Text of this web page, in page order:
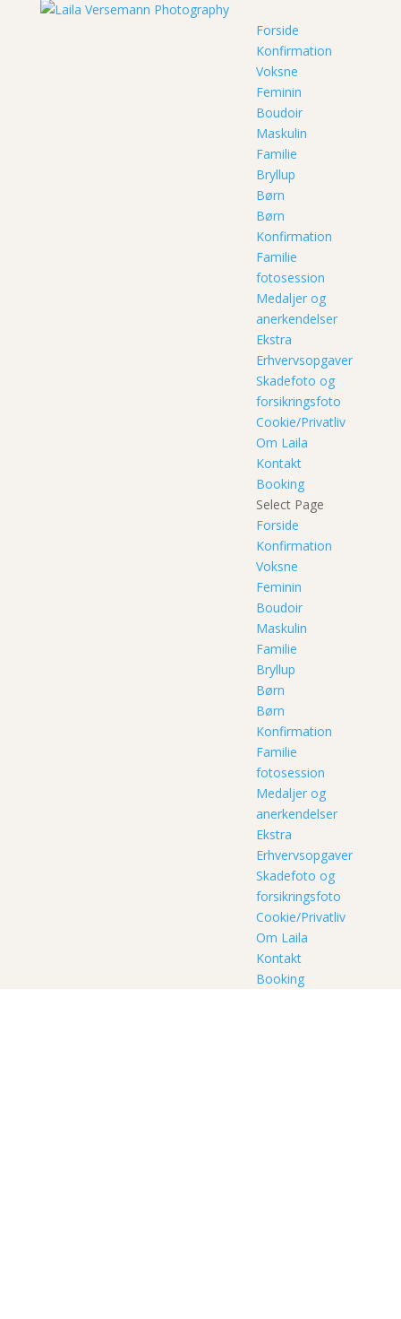
Forside
Konfirmation
Voksne
Feminin
Boudoir
Maskulin
Familie
Bryllup
Børn
Børn
Konfirmation
Familie
fotosession
Medaljer og
anerkendelser
Ekstra
Erhvervsopgaver
Skadefoto og
forsikringsfoto
Cookie/Privatliv
Om Laila
Kontakt
Booking
Select Page
Forside
Konfirmation
Voksne
Feminin
Boudoir
Maskulin
Familie
Bryllup
Børn
Børn
Konfirmation
Familie
fotosession
Medaljer og
anerkendelser
Ekstra
Erhvervsopgaver
Skadefoto og
forsikringsfoto
Cookie/Privatliv
Om Laila
Kontakt
Booking